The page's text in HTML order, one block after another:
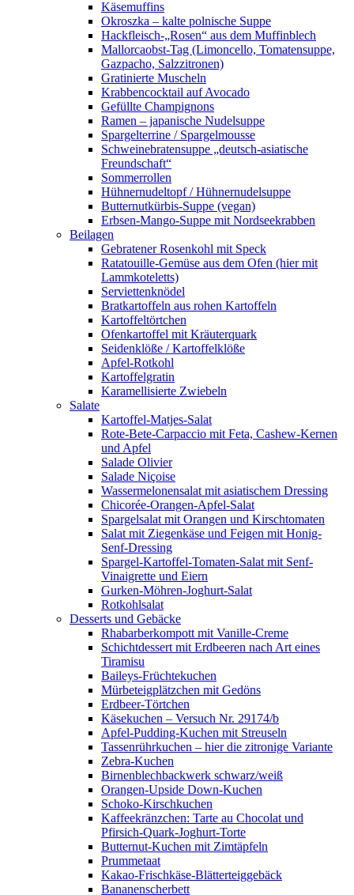
Käsemuffins
Okroszka – kalte polnische Suppe
Hackfleisch-„Rosen“ aus dem Muffinblech
Mallorcaobst-Tag (Limoncello, Tomatensuppe,
Gazpacho, Salzzitronen)
Gratinierte Muscheln
Krabbencocktail auf Avocado
Gefüllte Champignons
Ramen – japanische Nudelsuppe
Spargelterrine / Spargelmousse
Schweinebratensuppe „deutsch-asiatische
Freundschaft“
Sommerrollen
Hühnernudeltopf / Hühnernudelsuppe
Butternutkürbis-Suppe (vegan)
Erbsen-Mango-Suppe mit Nordseekrabben
Beilagen
Gebratener Rosenkohl mit Speck
Ratatouille-Gemüse aus dem Ofen (hier mit
Lammkoteletts)
Serviettenknödel
Bratkartoffeln aus rohen Kartoffeln
Kartoffeltörtchen
Ofenkartoffel mit Kräuterquark
Seidenklöße / Kartoffelklöße
Apfel-Rotkohl
Kartoffelgratin
Karamellisierte Zwiebeln
Salate
Kartoffel-Matjes-Salat
Rote-Bete-Carpaccio mit Feta, Cashew-Kernen
und Apfel
Salade Olivier
Salade Niçoise
Wassermelonensalat mit asiatischem Dressing
Chicorée-Orangen-Apfel-Salat
Spargelsalat mit Orangen und Kirschtomaten
Salat mit Ziegenkäse und Feigen mit Honig-
Senf-Dressing
Spargel-Kartoffel-Tomaten-Salat mit Senf-
Vinaigrette und Eiern
Gurken-Möhren-Joghurt-Salat
Rotkohlsalat
Desserts und Gebäcke
Rhabarberkompott mit Vanille-Creme
Schichtdessert mit Erdbeeren nach Art eines
Tiramisu
Baileys-Früchtekuchen
Mürbeteigplätzchen mit Gedöns
Erdbeer-Törtchen
Käsekuchen – Versuch Nr. 29174/b
Apfel-Pudding-Kuchen mit Streuseln
Tassenrührkuchen – hier die zitronige Variante
Zebra-Kuchen
Birnenblechbackwerk schwarz/weiß
Orangen-Upside Down-Kuchen
Schoko-Kirschkuchen
Kaffeekränzchen: Tarte au Chocolat und
Pfirsich-Quark-Joghurt-Torte
Butternut-Kuchen mit Zimtäpfeln
Prummetaat
Kakao-Frischkäse-Blätterteiggebäck
Bananenscherbett